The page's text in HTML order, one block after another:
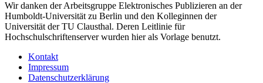
Wir danken der Arbeitsgruppe Elektronisches Publizieren an der
Humboldt-Universität zu Berlin und den Kolleginnen der
Universität der TU Clausthal. Deren Leitlinie für
Hochschulschriftenserver wurden hier als Vorlage benutzt.
Kontakt
Impressum
Datenschutzerklärung